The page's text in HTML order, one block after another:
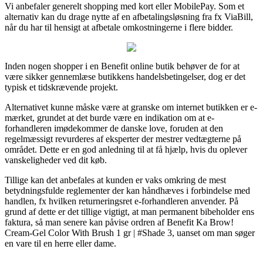
Vi anbefaler generelt shopping med kort eller MobilePay. Som et
alternativ kan du drage nytte af en afbetalingsløsning fra fx ViaBill,
når du har til hensigt at afbetale omkostningerne i flere bidder.
Inden nogen shopper i en Benefit online butik behøver de for at
være sikker gennemlæse butikkens handelsbetingelser, dog er det
typisk et tidskrævende projekt.
Alternativet kunne måske være at granske om internet butikken er e-
mærket, grundet at det burde være en indikation om at e-
forhandleren imødekommer de danske love, foruden at den
regelmæssigt revurderes af eksperter der mestrer vedtægterne på
området. Dette er en god anledning til at få hjælp, hvis du oplever
vanskeligheder ved dit køb.
Tillige kan det anbefales at kunden er vaks omkring de mest
betydningsfulde reglementer der kan håndhæves i forbindelse med
handlen, fx hvilken returneringsret e-forhandleren anvender. På
grund af dette er det tillige vigtigt, at man permanent bibeholder ens
faktura, så man senere kan påvise ordren af Benefit Ka Brow!
Cream-Gel Color With Brush 1 gr | #Shade 3, uanset om man søger
en vare til en herre eller dame.